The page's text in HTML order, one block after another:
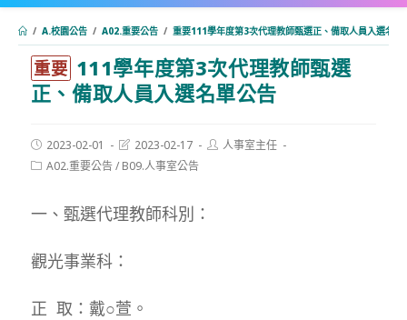
/ A.校園公告 / A02.重要公告 / 重要111學年度第3次代理教師甄選正、備取人員入選名單
重要 111學年度第3次代理教師甄選
正、備取人員入選名單公告
Post
published:
2023-02-01
Post
modified:
2023-02-17
Post人事室主任
PostA02.重要公告/ B09.人事室公告
一、甄選代理教師科別：
觀光事業科：
正 取：戴○萱。